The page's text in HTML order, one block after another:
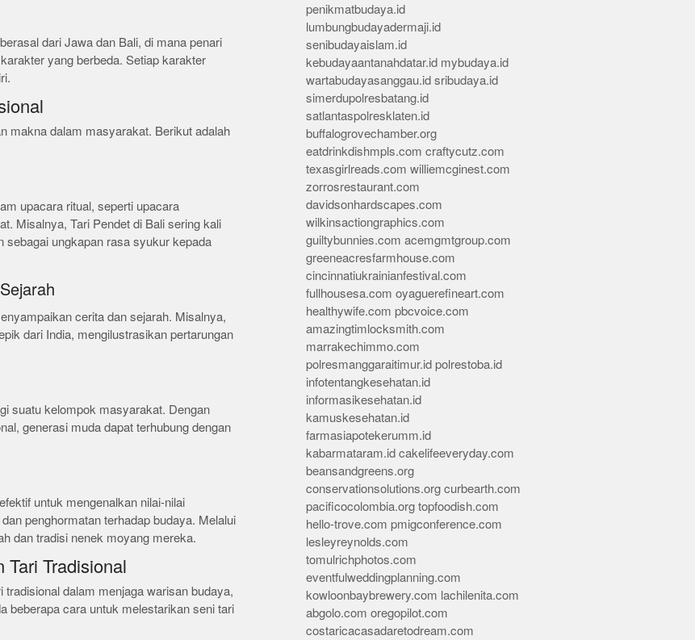
dari Jawa dan Bali, di mana penari
yang berbeda. Setiap karakter
makna dalam masyarakat. Berikut adalah
upacara ritual, seperti upacara
Misalnya, Tari Pendet di Bali sering kali
sebagai ungkapan rasa syukur kepada
cerita dan sejarah. Misalnya,
dari India, mengilustrasikan pertarungan
suatu kelompok masyarakat. Dengan
generasi muda dapat terhubung dengan
untuk mengenalkan nilai-nilai
penghormatan terhadap budaya. Melalui
dan tradisi nenek moyang mereka.
Tari Tradisional
dalam menjaga warisan budaya,
beberapa cara untuk melestarikan seni tari
penikmatbudaya.id
lumbungbudayadermaji.id
senibudayaislam.id
kebudayaantanahdatar.id mybudaya.id
wartabudayasanggau.id sribudaya.id
simerdupolresbatang.id
satlantaspolresklaten.id
buffalogrovechamber.org
eatdrinkdishmpls.com craftycutz.com
texasgirlreads.com williemcginest.com
zorrosrestaurant.com
davidsonhardscapes.com
wilkinsactiongraphics.com
guiltybunnies.com acemgmtgroup.com
greeneacresfarmhouse.com
cincinnatiukrainianfestival.com
fullhousesa.com oyaguerefineart.com
healthywife.com pbcvoice.com
amazingtimlocksmith.com
marrakechimmo.com
polresmanggaraitimur.id polrestoba.id
infotentangkesehatan.id
informasikesehatan.id
kamuskesehatan.id
farmasiapotekerumm.id
kabarmataram.id cakelifeeveryday.com
beansandgreens.org
conservationsolutions.org curbearth.com
pacificocolombia.org topfoodish.com
hello-trove.com pmigconference.com
lesleyreynolds.com
tomulrichphotos.com
eventfulweddingplanning.com
kowloonbaybrewery.com lachilenita.com
abgolo.com oregopilot.com
costaricacasadaretodream.com